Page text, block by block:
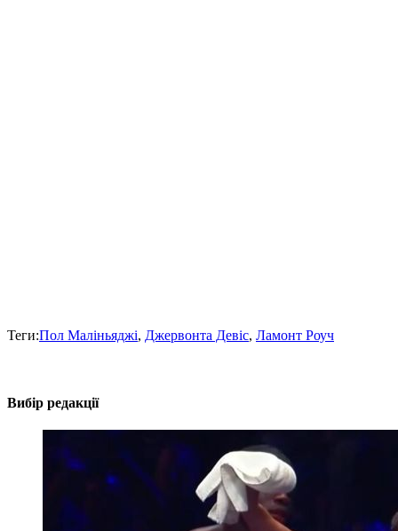
Теги:Пол Маліньяджі, Джервонта Девіс, Ламонт Роуч
Вибір редакції